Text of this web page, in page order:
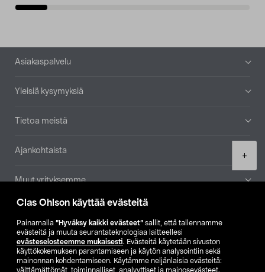
Clas Ohlson käyttää evästeitä
Painamalla ”Hyväksy kaikki evästeet” sallit, että tallennamme
evästeitä ja muuta seurantateknologiaa laitteellesi
evästeselosteemme mukaisesti. Evästeitä käytetään sivuston
käyttökokemuksen parantamiseen ja käytön analysointiin sekä
mainonnan kohdentamiseen. Käytämme neljänlaisia evästeitä:
välttämättömät, toiminnalliset, analyyttiset ja mainosevästeet.
+
Alatunniste
Asiakaspalvelu
Yleisiä kysymyksiä
Tietoa meistä
Ajankohtaista
Muut yrityksemme
Etsi myymälä
SE NO FI
FI SV